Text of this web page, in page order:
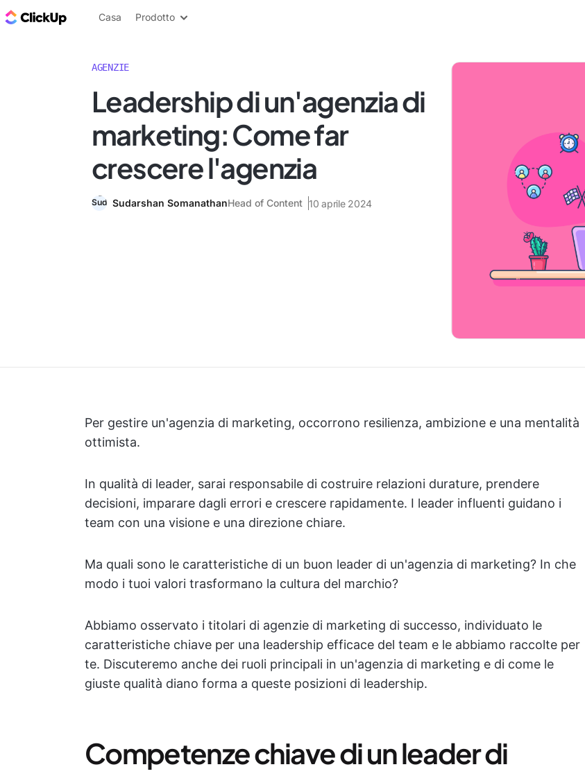
Blog di ClickUp
Casa Prodotto
AGENZIE
Leadership di un'agenzia di
marketing: Come far
crescere l'agenzia
Sudarshan SomanathanHead of Content 10 aprile 2024
Per gestire un'agenzia di marketing, occorrono resilienza, ambizione e una mentalità
ottimista.
In qualità di leader, sarai responsabile di costruire relazioni durature, prendere
decisioni, imparare dagli errori e crescere rapidamente. I leader influenti guidano i
team con una visione e una direzione chiare.
Ma quali sono le caratteristiche di un buon leader di un'agenzia di marketing? In che
modo i tuoi valori trasformano la cultura del marchio?
Abbiamo osservato i titolari di agenzie di marketing di successo, individuato le
caratteristiche chiave per una leadership efficace del team e le abbiamo raccolte per
te. Discuteremo anche dei ruoli principali in un'agenzia di marketing e di come le
giuste qualità diano forma a queste posizioni di leadership.
Competenze chiave di un leader di